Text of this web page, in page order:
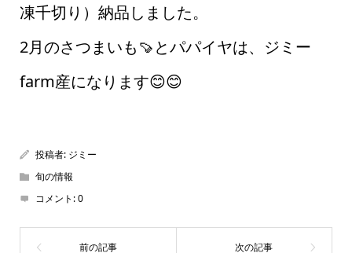
凍千切り）納品しました。
2月のさつまいも🍠とパパイヤは、ジミー
farm産になります😊😊
投稿者: ジミー
旬の情報
コメント:0